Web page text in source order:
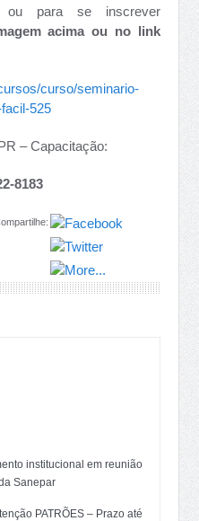
ou para se inscrever
acima ou no link
curso/seminario-
525
– Capacitação:
8183
institucional em reunião
Sanepar
PATRÕES – Prazo até